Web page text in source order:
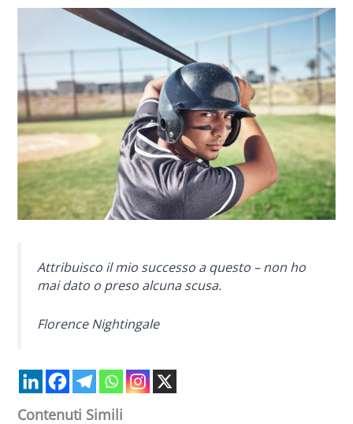
Attribuisco il mio successo a questo – non ho
mai dato o preso alcuna scusa.
Florence Nightingale
Contenuti Simili